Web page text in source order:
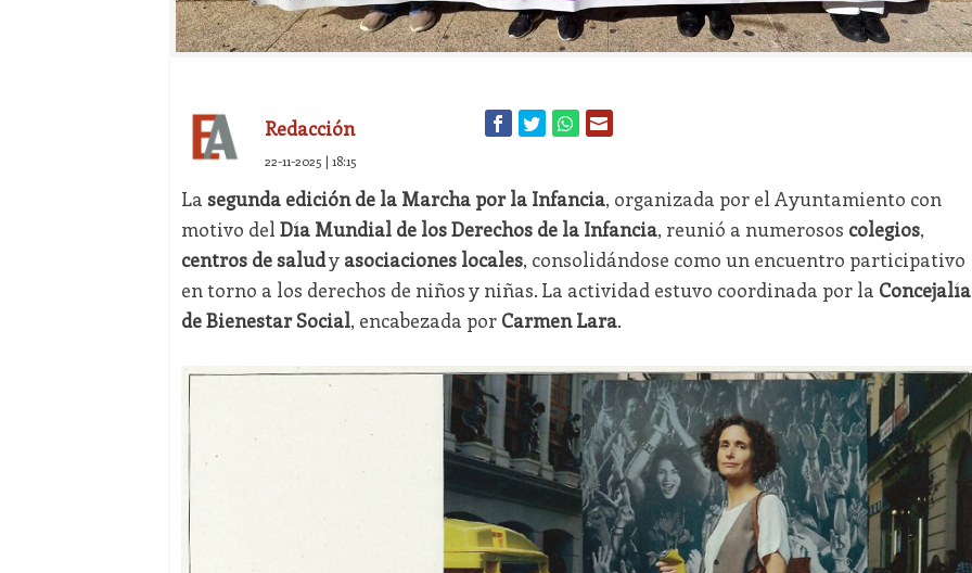
Redacción
22-11-2025 | 18:15
La segunda edición de la Marcha por la Infancia, organizada por el Ayuntamiento con
motivo del Día Mundial de los Derechos de la Infancia, reunió a numerosos colegios,
centros de saludy asociaciones locales, consolidándose como un encuentro participativo
en torno a los derechos de niños y niñas. La actividad estuvo coordinada por la Concejalía
de Bienestar Social, encabezada por Carmen Lara.